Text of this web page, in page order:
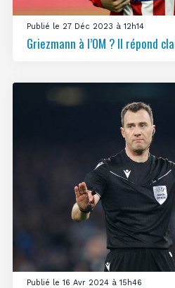
Publié le 27 Déc 2023 à 12h14
Griezmann à l’OM ? Il répond
Publié le 16 Avr 2024 à 15h46